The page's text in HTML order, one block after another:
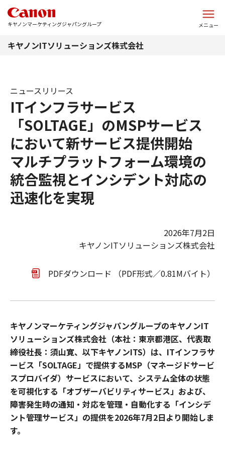
キヤノンマーケティングジャパングループ メニュー
キヤノンITソリューションズ株式会社
ITインフラサービス
「SOLTAGE」のMSPサービス
において新サービス提供開始
マルチプラットフォーム環境の
統合監視とインシデント対応の
迅速化を実現
ニュースリリース
2026年7月2日
キヤノンITソリューションズ株式会社
PDFダウンロード （PDF形式／0.81Mバイト）
キヤノンマーケティングジャパングループのキヤノンIT
ソリューションズ株式会社（本社：東京都港区、代表取
締役社長：須山寛、以下キヤノンITS）は、ITインフラサ
ービス「SOLTAGE」で提供するMSP（マネージドサービ
スプロバイダ）サービスにおいて、システム全体の状態
を可視化する「オブザーバビリティサービス」および、
障害発生時の通知・対応を管理・自動化する「インシデ
ント管理サービス」の提供を2026年7月2日より開始しま
す。